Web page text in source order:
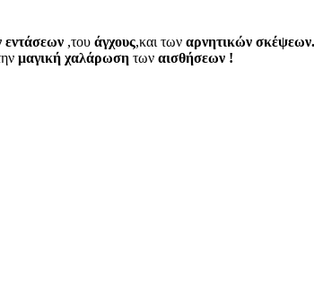
εντάσεων ,του άγχους,και των αρνητικών σκέψεων.
μαγική χαλάρωση των αισθήσεων !